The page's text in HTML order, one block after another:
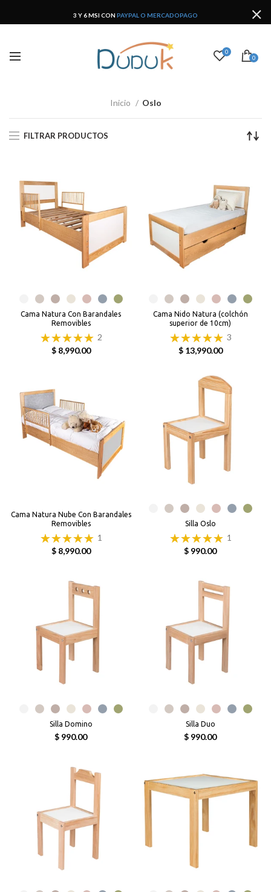
3 Y 6 MSI CON PAYPAL O MERCADOPAGO
0
0
Inicio Oslo
FILTRAR PRODUCTOS
Cama Natura Con Barandales
Removibles
2
$ 8,990.00
Cama Nido Natura (colchón
superior de 10cm)
3
$ 13,990.00
Cama Natura Nube Con Barandales
Removibles
1
$ 8,990.00
Silla Oslo
1
$ 990.00
Silla Domino
$ 990.00
Silla Duo
$ 990.00